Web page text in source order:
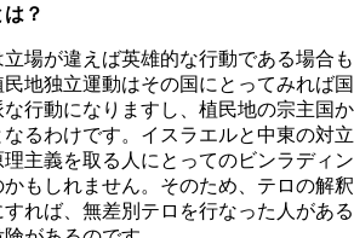
？
場が違えば英雄的な行動である場合も
地独立運動はその国にとってみれば国
行動になりますし、植民地の宗主国か
るわけです。イスラエルと中東の対立
主義を取る人にとってのビンラディン
もしれません。そのため、テロの解釈
れば、無差別テロを行なった人がある